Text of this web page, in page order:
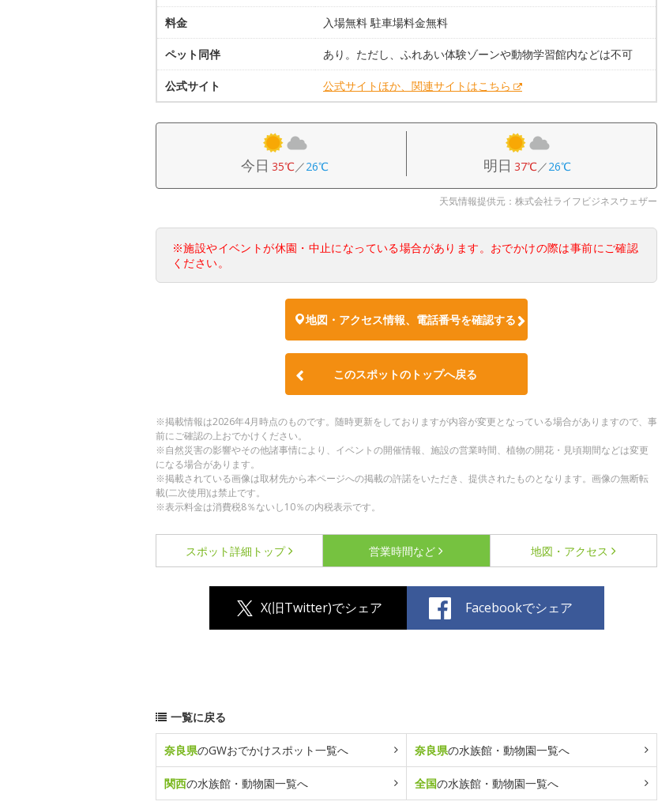
料金 入場無料 駐車場料金無料
ペット同伴 あり。ただし、ふれあい体験ゾーンや動物学習館内などは不可
公式サイト 公式サイトほか、関連サイトはこちら
今日 35℃／26℃ 明日 37℃／26℃
天気情報提供元：株式会社ライフビジネスウェザー
※施設やイベントが休園・中止になっている場合があります。おでかけの際は事前にご確認
ください。
地図・アクセス情報、電話番号を確認する
このスポットのトップへ戻る
※掲載情報は2026年4月時点のものです。随時更新をしておりますが内容が変更となっている場合がありますので、事
前にご確認の上おでかけください。
※自然災害の影響やその他諸事情により、イベントの開催情報、施設の営業時間、植物の開花・見頃期間などは変更
になる場合があります。
※掲載されている画像は取材先から本ページへの掲載の許諾をいただき、提供されたものとなります。画像の無断転
載(二次使用)は禁止です。
※表示料金は消費税8％ないし10％の内税表示です。
スポット詳細 トップ 営業時間など 地図・アクセス
X(旧Twitter)でシェア Facebookでシェア
一覧に戻る
奈良県のGWおでかけスポット一覧へ 奈良県の水族館・動物園一覧へ
関西の水族館・動物園一覧へ 全国の水族館・動物園一覧へ